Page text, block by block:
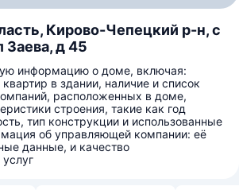
Кирово-Чепецкий р-н, с
Заева, д 45
информацию о доме, включая:
в здании, наличие и список
расположенных в доме,
строения, такие как год
тип конструкции и использованные
об управляющей компании: её
данные, и качество